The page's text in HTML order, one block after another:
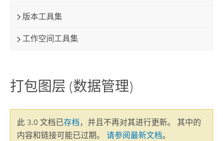
版本工具集
工作空间工具集
打包图层 (数据管理)
此 3.0 文档已存档，并且不再对其进行更新。 其中的
内容和链接可能已过期。 请参阅最新文档。